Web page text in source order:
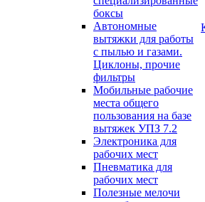
боксы
Автономные
вытяжки для работы
с пылью и газами.
Циклоны, прочие
фильтры
Мобильные рабочие
места общего
пользования на базе
вытяжек УПЗ 7.2
Электроника для
рабочих мест
Пневматика для
рабочих мест
Полезные мелочи